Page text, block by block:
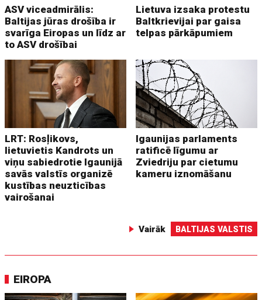
ASV viceadmirālis:
Baltijas jūras drošība ir
svarīga Eiropas un līdz ar
to ASV drošībai
Lietuva izsaka protestu
Baltkrievijai par gaisa
telpas pārkāpumiem
LRT: Rosļikovs,
lietuvietis Kandrots un
viņu sabiedrotie Igaunijā
savās valstīs organizē
kustības neuzticības
vairošanai
Igaunijas parlaments
ratificē līgumu ar
Zviedriju par cietumu
kameru iznomāšanu
Vairāk BALTIJAS VALSTIS
EIROPA